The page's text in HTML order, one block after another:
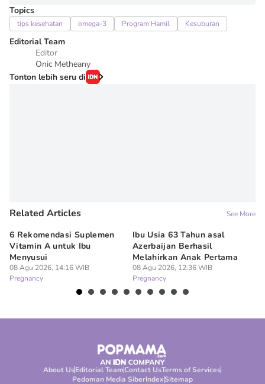
Topics
tips kesehatan omega-3 Program Hamil Kesuburan
Editorial Team
Editor
Onic Metheany
Tonton lebih seru di
Related Articles See More
6 Rekomendasi Suplemen
Vitamin A untuk Ibu
Menyusui
08 Agu 2026, 14:16 WIB
Pregnancy
Ibu Usia 63 Tahun asal
Azerbaijan Berhasil
Melahirkan Anak Pertama
08 Agu 2026, 12:36 WIB
Pregnancy
About UsEditorial TeamContact UsTerms of Services
Pedoman Media SiberIndexSitemap